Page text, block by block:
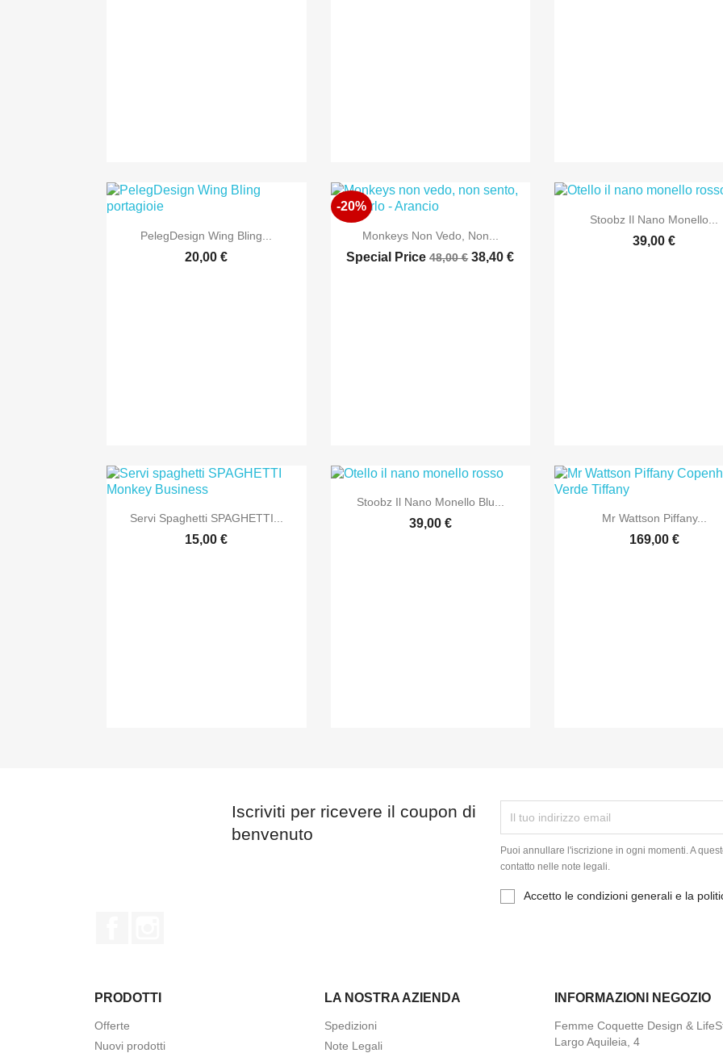
 Anteprima
PelegDesign Wing Bling...
20,00 €
 Anteprima
Monkeys Non Vedo, Non...
Special Price48,00 € 38,40 €
-20%  Anteprima
Stoobz Il Nano Monello...
39,00 €
 Anteprima
Servi Spaghetti SPAGHETTI...
15,00 €
 Anteprima
Stoobz Il Nano Monello Blu...
39,00 €  Anteprima
Mr Wattson Piffany...
169,00 €
Iscriviti per ricevere il coupon di
benvenuto
Puoi annullare l'iscrizione in ogni momenti. A
contatto nelle note legali.
Accetto le condizioni generali e la
PRODOTTI
Offerte
Nuovi prodotti
LA NOSTRA AZIENDA
Spedizioni
Note Legali
INFORMAZIONI NEGOZIO
Femme Coquette Design &
Largo Aquileia, 4